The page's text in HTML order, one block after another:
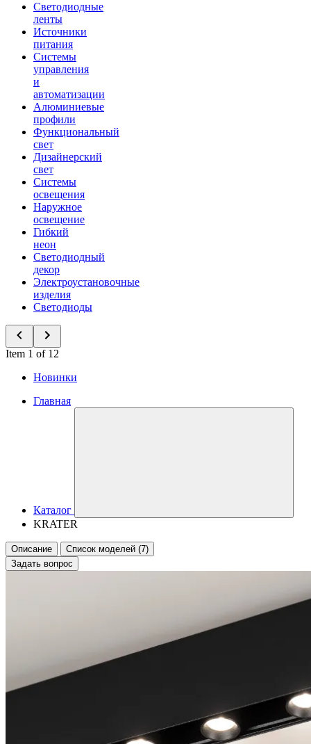
Светодиодные
ленты
Источники
питания
Системы
управления
и
автоматизации
Алюминиевые
профили
Функциональный
свет
Дизайнерский
свет
Системы
освещения
Наружное
освещение
Гибкий
неон
Светодиодный
декор
Электроустановочные
изделия
Светодиоды
Item 1 of 12
Новинки
Главная
Каталог
KRATER
Описание
Список моделей (7)
Задать вопрос